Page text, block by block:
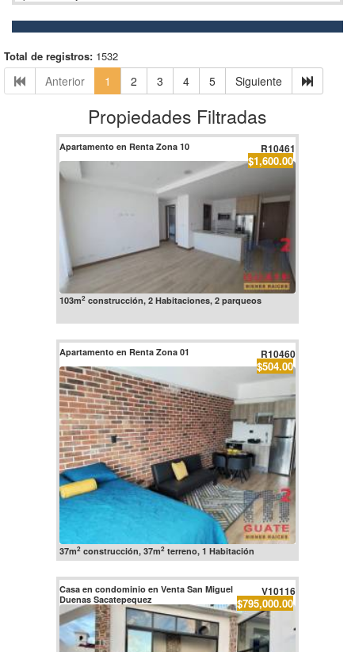
Total de registros: 1532
Anterior 1 2 3 4 5 Siguiente
Propiedades Filtradas
Apartamento en Renta Zona 10 R10461
$1,600.00
103m2construcción, 2 Habitaciones, 2 parqueos
Apartamento en Renta Zona 01 R10460
$504.00
37m2construcción, 37m2terreno, 1 Habitación
Casa en condominio en Venta San Miguel
Duenas Sacatepequez
V10116
$795,000.00